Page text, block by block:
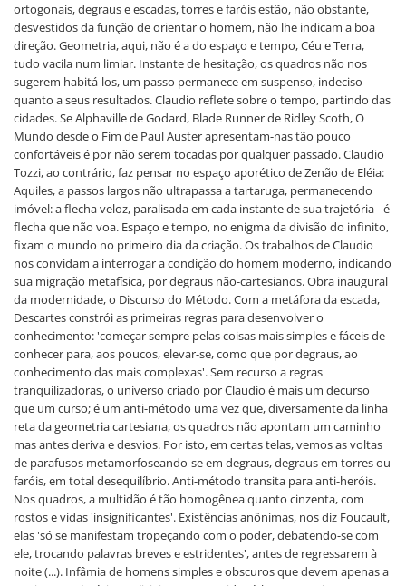
ortogonais, degraus e escadas, torres e faróis estão, não obstante,
desvestidos da função de orientar o homem, não lhe indicam a boa
direção. Geometria, aqui, não é a do espaço e tempo, Céu e Terra,
tudo vacila num limiar. Instante de hesitação, os quadros não nos
sugerem habitá-los, um passo permanece em suspenso, indeciso
quanto a seus resultados. Claudio reflete sobre o tempo, partindo das
cidades. Se Alphaville de Godard, Blade Runner de Ridley Scoth, O
Mundo desde o Fim de Paul Auster apresentam-nas tão pouco
confortáveis é por não serem tocadas por qualquer passado. Claudio
Tozzi, ao contrário, faz pensar no espaço aporético de Zenão de Eléia:
Aquiles, a passos largos não ultrapassa a tartaruga, permanecendo
imóvel: a flecha veloz, paralisada em cada instante de sua trajetória - é
flecha que não voa. Espaço e tempo, no enigma da divisão do infinito,
fixam o mundo no primeiro dia da criação. Os trabalhos de Claudio
nos convidam a interrogar a condição do homem moderno, indicando
sua migração metafísica, por degraus não-cartesianos. Obra inaugural
da modernidade, o Discurso do Método. Com a metáfora da escada,
Descartes constrói as primeiras regras para desenvolver o
conhecimento: 'começar sempre pelas coisas mais simples e fáceis de
conhecer para, aos poucos, elevar-se, como que por degraus, ao
conhecimento das mais complexas'. Sem recurso a regras
tranquilizadoras, o universo criado por Claudio é mais um decurso
que um curso; é um anti-método uma vez que, diversamente da linha
reta da geometria cartesiana, os quadros não apontam um caminho
mas antes deriva e desvios. Por isto, em certas telas, vemos as voltas
de parafusos metamorfoseando-se em degraus, degraus em torres ou
faróis, em total desequilíbrio. Anti-método transita para anti-heróis.
Nos quadros, a multidão é tão homogênea quanto cinzenta, com
rostos e vidas 'insignificantes'. Existências anônimas, nos diz Foucault,
elas 'só se manifestam tropeçando com o poder, debatendo-se com
ele, trocando palavras breves e estridentes', antes de regressarem à
noite (...). Infâmia de homens simples e obscuros que devem apenas a